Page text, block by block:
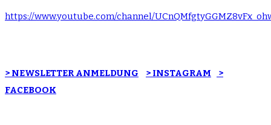
https://www.youtube.com/channel/
> NEWSLETTER ANMELDUNG > INSTAGRAM
>
FACEBOOK